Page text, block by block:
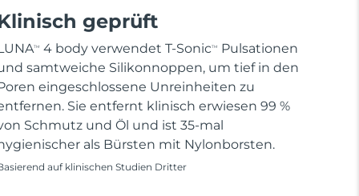
geprüft
TM 4 body verwendet T-SonicTM
Pulsationen
samtweiche Silikonnoppen, um tief in den
eingeschlossene Unreinheiten zu
Sie entfernt klinisch erwiesen 99 %
Schmutz und Öl und ist 35-mal
als Bürsten mit Nylonborsten.
auf klinischen Studien Dritter